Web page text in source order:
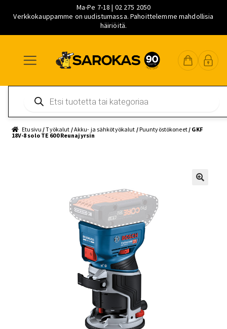
Ma-Pe 7-18 | 02 275 2050
Verkkokauppamme on uudistumassa. Pahoittelemme mahdollisia
häiriöitä.
navigointiin
sisältöön
pääsisältöön
search
Etusivu /Työkalut /Akku- ja sähkötyökalut /Puuntyöstökoneet/ GKF
18V-8 solo TE 600 Reunajyrsin